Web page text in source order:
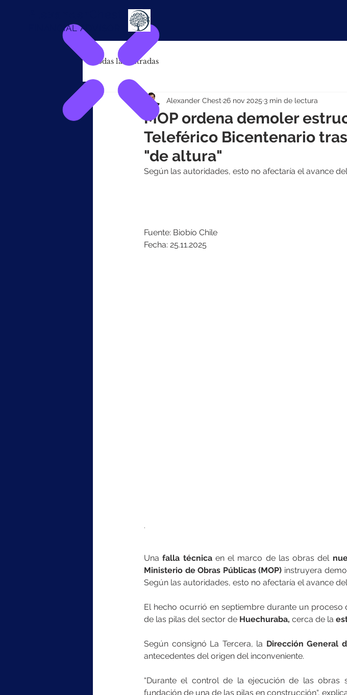
FINANCIAL ADVISOR
Todas las entradas
MOP ordena demoler
Teleférico Bicentenario
"de altura"
Alexander Chest 26 nov 2025 3 min de lectura
Según las autoridades, esto no afectaría el avance
Fuente: Biobío Chile
Fecha: 25.11.2025
.
Una falla técnica en el marco de las obras del
Ministerio de Obras Públicas (MOP) instruyera
Según las autoridades, esto no afectaría el avance
El hecho ocurrió en septiembre durante un
de las pilas del sector de Huechuraba, cerca de la
Según consignó La Tercera, la Dirección General
antecedentes del origen del inconveniente.
“Durante el control de la ejecución de las
fundación de una de las pilas en construcción“,